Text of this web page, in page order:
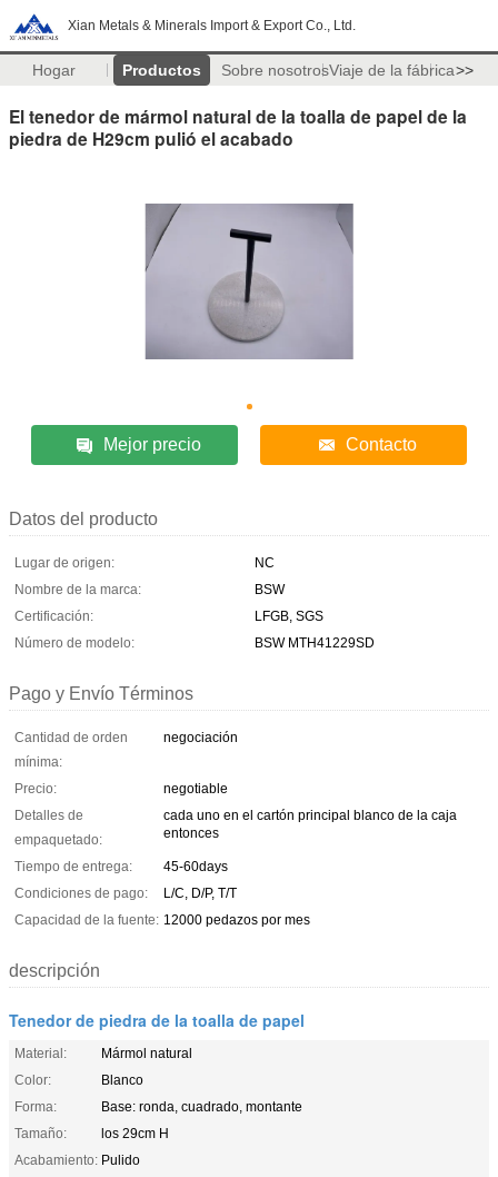
Xian Metals & Minerals Import & Export Co., Ltd.
Hogar Productos Sobre nosotrosViaje de la fábrica>>
El tenedor de mármol natural de la toalla de papel de la
piedra de H29cm pulió el acabado
Mejor precio Contacto
Datos del producto
Lugar de origen:
NC
Nombre de la marca:
BSW
Certificación:
LFGB, SGS
Número de modelo:
BSW MTH41229SD
Pago y Envío Términos
Cantidad de orden
mínima:
negociación
Precio:
negotiable
Detalles de
empaquetado:
cada uno en el cartón principal blanco de la caja
entonces
Tiempo de entrega:
45-60days
Condiciones de pago:
L/C, D/P, T/T
Capacidad de la fuente: 12000 pedazos por mes
descripción
Tenedor de piedra de la toalla de papel
Material:
Mármol natural
Color:
Blanco
Forma:
Base: ronda, cuadrado, montante
Tamaño:
los 29cm H
Acabamiento: Pulido